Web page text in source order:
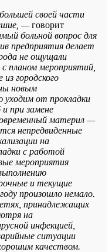
своей части
—говорит
больной вопрос для
предприятия делает
не ощущали
планом мероприятий,
городского
новым
уходим от прокладки
при замене
материл —
непредвиденные
на
с работой
мероприятия
и текущие
произошло немало.
принадлежащих
на
инфекцией,
ситуации
качеством.